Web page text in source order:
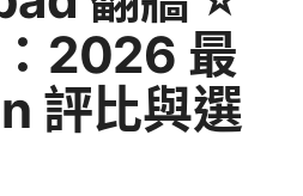
2026 最
評比與選